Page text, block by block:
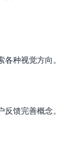
种视觉方向。
馈完善概念。